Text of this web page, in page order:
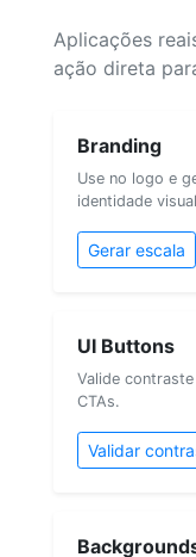
Aplicações
ação direta
Branding
Use no logo e
identidade
Gerar escala
UI Buttons
Valide
CTAs.
Validar